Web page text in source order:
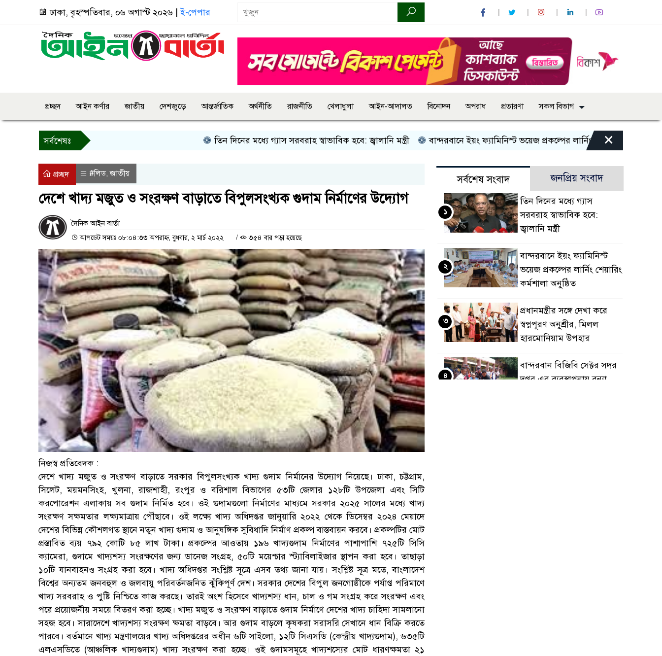
ঢাকা, বৃহস্পতিবার, ০৬ অগাস্ট ২০২৬ |ই-পেপার
প্রচ্ছদ আইন কর্ণার জাতীয় দেশজুড়ে আন্তর্জাতিক অর্থনীতি রাজনীতি খেলাধুলা আইন-আদালত বিনোদন অপরাধ প্রতারণা সকল বিভাগ
সর্বশেষঃ তিন দিনের মধ্যে গ্যাস সরবরাহ স্বাভাবিক হবে: জ্বালানি মন্ত্রী বান্দরবানে ইয়ং ফ্যামিনিস্ট ভয়েজ প্রকল্পের লার্নিং শেয়ারিং কর্মশালা অনুষ্ঠিত
×
প্রচ্ছদ #লিড,জাতীয়
দেশে খাদ্য মজুত ও সংরক্ষণ বাড়াতে বিপুলসংখ্যক গুদাম নির্মাণের উদ্যোগ
দৈনিক আইন বার্তা
আপডেট সময়ঃ ০৮:০৪:৩৩ অপরাহ্ন, বুধবার, ২ মার্চ ২০২২ / ৩৫৪ বার পড়া হয়েছে
নিজস্ব প্রতিবেদক :
দেশে খাদ্য মজুত ও সংরক্ষণ বাড়াতে সরকার বিপুলসংখ্যক খাদ্য গুদাম নির্মানের উদ্যোগ নিয়েছে। ঢাকা, চট্টগ্রাম,
সিলেট, ময়মনসিংহ, খুলনা, রাজশাহী, রংপুর ও বরিশাল বিভাগের ৫৩টি জেলার ১২৮টি উপজেলা এবং সিটি
করপোরেশন এলাকায় সব গুদাম নির্মিত হবে। ওই গুদামগুলো নির্মাণের মাধ্যমে সরকার ২০২৫ সালের মধ্যে খাদ্য
সংরক্ষণ সক্ষমতার লক্ষ্যমাত্রায় পৌঁছাবে। ওই লক্ষ্যে খাদ্য অধিদপ্তর জানুয়ারি ২০২২ থেকে ডিসেম্বর ২০২৪ মেয়াদে
দেশের বিভিন্ন কৌশলগত স্থানে নতুন খাদ্য গুদাম ও আনুষঙ্গিক সুবিধাদি নির্মাণ প্রকল্প বাস্তবায়ন করবে। প্রকল্পটির মোট
প্রস্তাবিত ব্যয় ৭৯২ কোটি ৮৫ লাখ টাকা। প্রকল্পের আওতায় ১৯৬ খাদ্যগুদাম নির্মাণের পাশাপাশি ৭২৫টি সিসি
ক্যামেরা, গুদামে খাদ্যশস্য সংরক্ষণের জন্য ডানেজ সংগ্রহ, ৫০টি ময়েশ্চার স্ট্যাবিলাইজার স্থাপন করা হবে। তাছাড়া
১০টি যানবাহনও সংগ্রহ করা হবে। খাদ্য অধিদপ্তর সংশ্লিষ্ট সূত্রে এসব তথ্য জানা যায়। সংশ্লিষ্ট সূত্র মতে, বাংলাদেশ
বিশ্বের অন্যতম জনবহুল ও জলবায়ু পরিবর্তনজনিত ঝুঁকিপূর্ণ দেশ। সরকার দেশের বিপুল জনগোষ্ঠীকে পর্যাপ্ত পরিমাণে
খাদ্য সরবরাহ ও পুষ্টি নিশ্চিতে কাজ করছে। তারই অংশ হিসেবে খাদ্যশস্য ধান, চাল ও গম সংগ্রহ করে সংরক্ষণ এবং
পরে প্রয়োজনীয় সময়ে বিতরণ করা হচ্ছে। খাদ্য মজুত ও সংরক্ষণ বাড়াতে গুদাম নির্মাণে দেশের খাদ্য চাহিদা সামলানো
সহজ হবে। সারাদেশে খাদ্যশস্য সংরক্ষণ ক্ষমতা বাড়বে। আর গুদাম বাড়লে কৃষকরা সরাসরি সেখানে ধান বিক্রি করতে
পারবে। বর্তমানে খাদ্য মন্ত্রণালয়ের খাদ্য অধিদপ্তরের অধীন ৬টি সাইলো, ১২টি সিএসডি (কেন্দ্রীয় খাদ্যগুদাম), ৬৩৫টি
এলএসডিতে (আঞ্চলিক খাদ্যগুদাম) খাদ্য সংরক্ষণ করা হচ্ছে। ওই গুদামসমূহে খাদ্যশস্যের মোট ধারণক্ষমতা ২১
সর্বশেষ সংবাদ জনপ্রিয় সংবাদ
তিন দিনের মধ্যে গ্যাস
সরবরাহ স্বাভাবিক হবে:
জ্বালানি মন্ত্রী
১
বান্দরবানে ইয়ং ফ্যামিনিস্ট
ভয়েজ প্রকল্পের লার্নিং শেয়ারিং
কর্মশালা অনুষ্ঠিত
২
প্রধানমন্ত্রীর সঙ্গে দেখা করে
স্বপ্নপূরণ অনুশ্রীর, মিলল
হারমোনিয়াম উপহার
৩
বান্দরবান বিজিবি সেক্টর সদর
দপ্তর এর ব্যবস্থাপনায় বন্যা
৪